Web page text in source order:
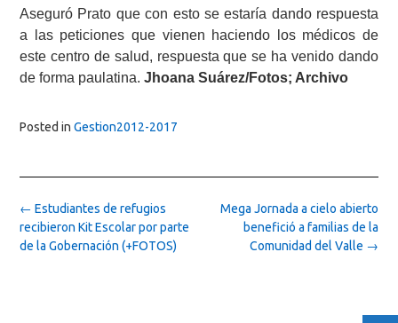
Aseguró Prato que con esto se estaría dando respuesta
a las peticiones que vienen haciendo los médicos de
este centro de salud, respuesta que se ha venido dando
de forma paulatina. Jhoana Suárez/Fotos; Archivo
Posted in Gestion2012-2017
Post
navigation
Mega Jornada a cielo abierto
benefició a familias de la
Comunidad del Valle →
← Estudiantes de refugios
recibieron Kit Escolar por parte
de la Gobernación (+FOTOS)